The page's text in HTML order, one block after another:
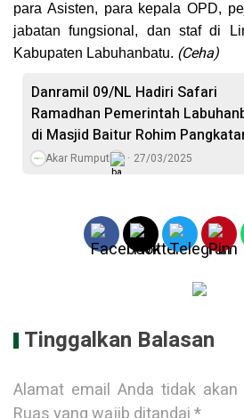
para Asisten, para kepala OPD,
jabatan fungsional, dan staf di
Kabupaten Labuhanbatu. (Ceha)
Danramil 09/NL Hadiri Safari
Ramadhan Pemerintah
di Masjid Baitur Rohim
Akar Rumput 27/03/2025
Tinggalkan Balasan
Alamat email Anda tidak akan